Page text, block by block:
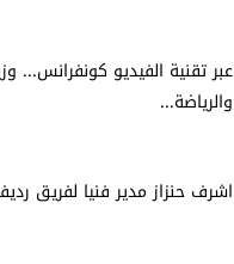
عبر تقنية الفيديو كونفرانس...
والرياضة...
اشرف حنزاز مدير فنيا لفريق رديف